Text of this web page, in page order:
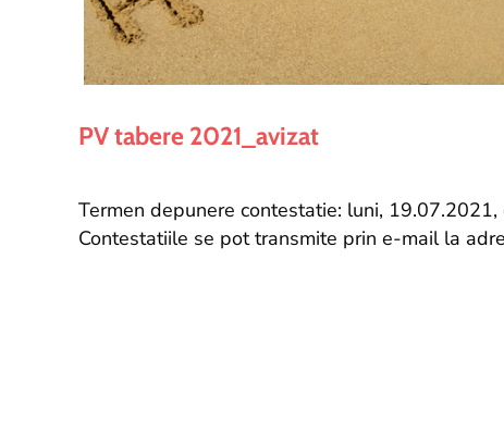
PV tabere 2021_avizat
Termen depunere contestatie: luni, 19.07.2021,
Contestatiile se pot transmite prin e-mail la